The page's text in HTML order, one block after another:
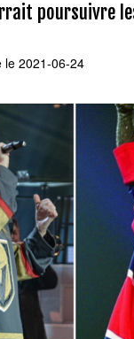
poursuivre
le 2021-06-24